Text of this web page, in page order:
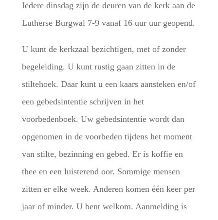
Iedere dinsdag zijn de deuren van de kerk aan de
Lutherse Burgwal 7-9 vanaf 16 uur uur geopend.
U kunt de kerkzaal bezichtigen, met of zonder
begeleiding. U kunt rustig gaan zitten in de
stiltehoek. Daar kunt u een kaars aansteken en/of
een gebedsintentie schrijven in het
voorbedenboek. Uw gebedsintentie wordt dan
opgenomen in de voorbeden tijdens het moment
van stilte, bezinning en gebed. Er is koffie en
thee en een luisterend oor. Sommige mensen
zitten er elke week. Anderen komen één keer per
jaar of minder. U bent welkom. Aanmelding is